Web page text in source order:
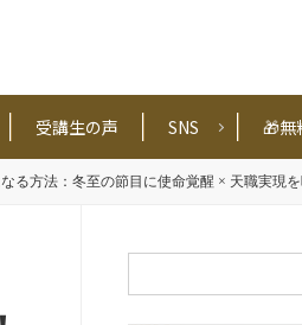
受講生の声 SNS 🎁無
る方法：冬至の節目に使命覚醒 × 天職実現